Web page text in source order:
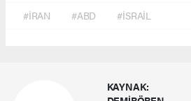
#İRAN #ABD #İSRAİL
KAYNAK: